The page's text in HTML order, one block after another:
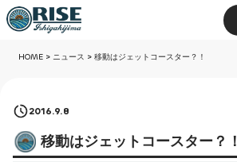
HOME> ニュース > 移動はジェットコースター？！
2016.9.8
移動はジェットコースター？！